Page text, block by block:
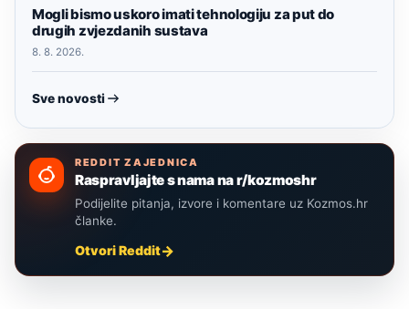
Mogli bismo uskoro imati tehnologiju za put do
drugih zvjezdanih sustava
8. 8. 2026.
Sve novosti
REDDIT ZAJEDNICA
Raspravljajte s nama na r/kozmoshr
Podijelite pitanja, izvore i komentare uz Kozmos.hr
članke.
Otvori Reddit